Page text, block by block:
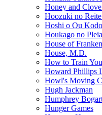
Honey and
Hoozuki no
Hoshi o Ou
Houkago no
House of
House, M.D.
How to Train
Howard Phillips
Howl's Moving
Hugh Jackman
Humphrey
Hunger Games